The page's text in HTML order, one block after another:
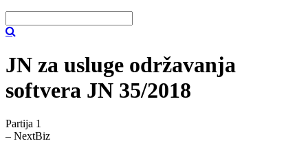
JN za usluge održavanja
softvera JN 35/2018
Partija 1
– NextBiz